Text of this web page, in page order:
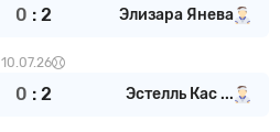
0 : 2 Элизара Янева
10.07.26
0 : 2 Эстелль Кас ...